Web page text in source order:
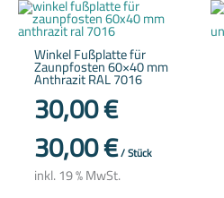
Winkel Fußplatte für
Zaunpfosten 60×40 mm
Anthrazit RAL 7016
30,00€
30,00€/Stück
inkl. 19 % MwSt.